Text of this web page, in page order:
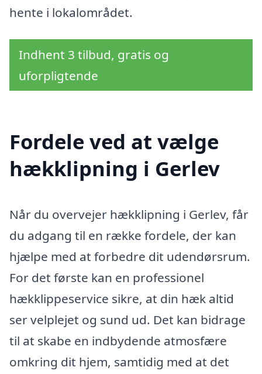
hente i lokalområdet.
Indhent 3 tilbud, gratis og
uforpligtende
Fordele ved at vælge
hækklipning i Gerlev
Når du overvejer hækklipning i Gerlev, får
du adgang til en række fordele, der kan
hjælpe med at forbedre dit udendørsrum.
For det første kan en professionel
hækklippeservice sikre, at din hæk altid
ser velplejet og sund ud. Det kan bidrage
til at skabe en indbydende atmosfære
omkring dit hjem, samtidig med at det